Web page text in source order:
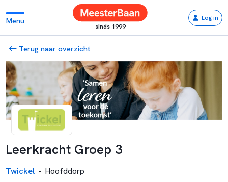
Menu
sinds 1999
Log in
Terug naar overzicht
Leerkracht Groep 3
Twickel - Hoofddorp